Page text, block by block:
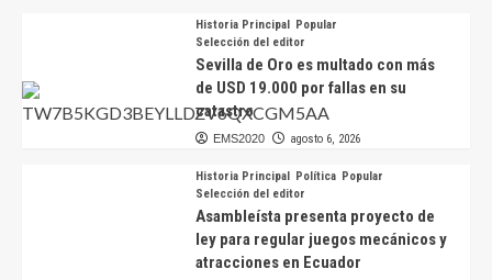
Historia Principal
Popular
Selección del editor
Sevilla de Oro es multado con más
de USD 19.000 por fallas en su
catastro
EMS2020 agosto 6, 2026
Historia Principal Política Popular
Selección del editor
Asambleísta presenta proyecto de
ley para regular juegos mecánicos y
atracciones en Ecuador